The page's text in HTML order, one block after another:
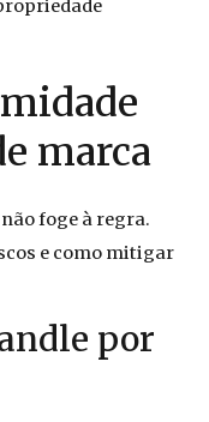
marca
foge à regra.
e como mitigar
por